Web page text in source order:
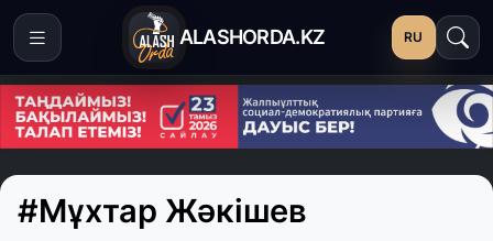
ALASHORDA.KZ RU
#Мұхтар Жәкішев